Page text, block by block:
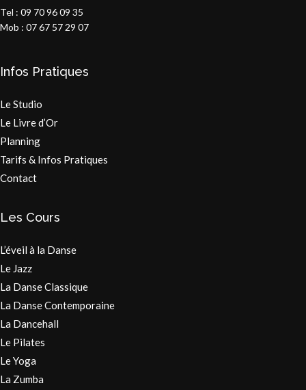
Tel : 09 70 96 09 35
Mob : 07 67 57 29 07
Infos Pratiques
Le Studio
Le Livre d’Or
Planning
Tarifs & Infos Pratiques
Contact
Les Cours
L’éveil à la Danse
Le Jazz
La Danse Classique
La Danse Contemporaine
La Dancehall
Le Pilates
Le Yoga
La Zumba